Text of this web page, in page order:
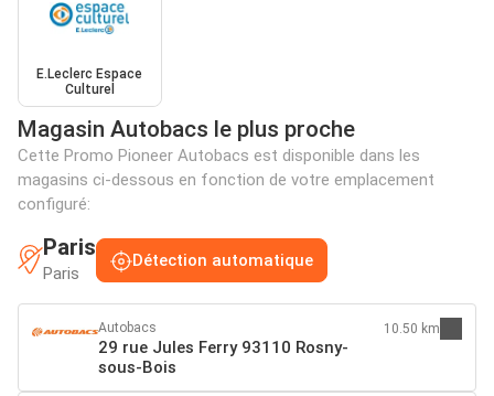
E.Leclerc Espace
Culturel
Magasin Autobacs le plus proche
Cette Promo Pioneer Autobacs est disponible dans les
magasins ci-dessous en fonction de votre emplacement
configuré:
Paris
Paris
Détection automatique
Autobacs
29 rue Jules Ferry 93110 Rosny-
sous-Bois
10.50 km